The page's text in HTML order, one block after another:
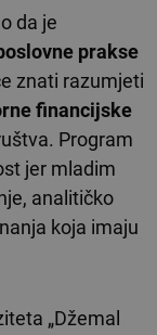
da je
prakse
znati razumjeti
financijske
Program
jer mladim
analitičko
koja imaju
„Džemal